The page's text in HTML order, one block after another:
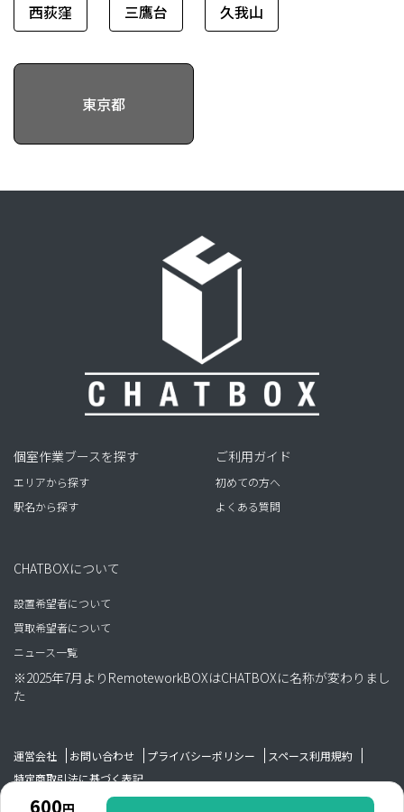
西荻窪 三鷹台 久我山
東京都
600円
個室作業ブースを探す
エリアから探す
駅名から探す
ご利用ガイド
初めての方へ
よくある質問
CHATBOXについて
設置希望者について
買取希望者について
ニュース一覧
※2025年7月よりRemoteworkBOXはCHATBOXに名称が変わりまし
た
運営会社 お問い合わせ プライバシーポリシー
スペース利用規約
特定商取引法に基づく表記